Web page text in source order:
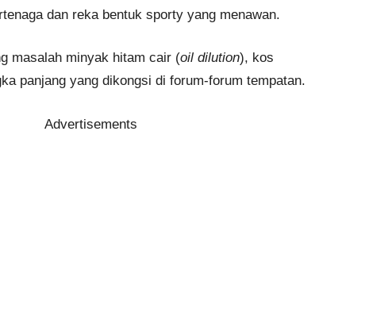
dan reka bentuk sporty yang menawan.
masalah minyak hitam cair (oil dilution), kos
panjang yang dikongsi di forum-forum tempatan.
Advertisements